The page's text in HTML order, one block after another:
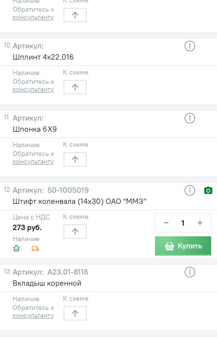
Обратитесь к
консультанту
10
Шплинт 4х22.016
Наличие
Обратитесь к
консультанту
К схеме
11
Шпонка 6Х9
Наличие
Обратитесь к
консультанту
К схеме
12
50-1005019
Штифт коленвала (14х30) ОАО "ММЗ"
Наличие
Цена с НДС
273 руб.
К схеме − +
Купить
13
А23.01-8116
Вкладыш коренной
Наличие
Обратитесь к
консультанту
К схеме